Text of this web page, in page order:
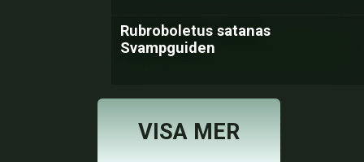
Rubroboletus satanas
Svampguiden
VISA MER